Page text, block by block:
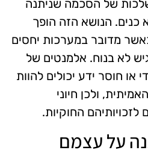
של הסכמה שניתנה
כנים. הנושא הזה הופך
מדובר במערכות יחסים
לא בנוח. אלמנטים של
או חוסר ידע יכולים להוות
ולכן חיוני
החוקיות.
על עצמם